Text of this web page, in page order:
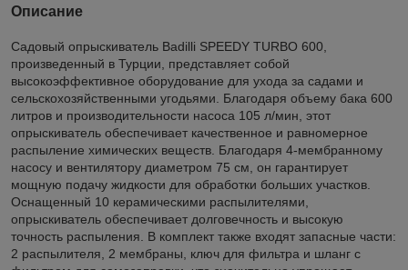
Описание
Садовый опрыскиватель Badilli SPEEDY TURBO 600,
произведенный в Турции, представляет собой
высокоэффективное оборудование для ухода за садами и
сельскохозяйственными угодьями. Благодаря объему бака 600
литров и производительности насоса 105 л/мин, этот
опрыскиватель обеспечивает качественное и равномерное
распыление химических веществ. Благодаря 4-мембранному
насосу и вентилятору диаметром 75 см, он гарантирует
мощную подачу жидкости для обработки больших участков.
Оснащенный 10 керамическими распылителями,
опрыскиватель обеспечивает долговечность и высокую
точность распыления. В комплект также входят запасные части:
2 распылителя, 2 мембраны, ключ для фильтра и шланг с